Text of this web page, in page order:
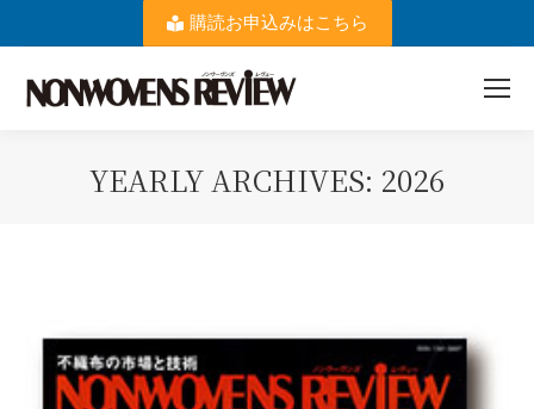
購読お申込みはこちら
YEARLY ARCHIVES: 2026